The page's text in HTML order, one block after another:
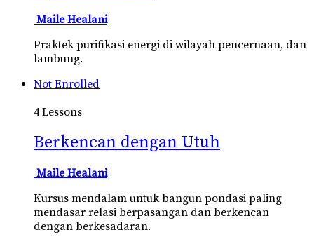
Maile Healani
Praktek purifikasi energi di wilayah pencernaan, dan
lambung.
Not Enrolled
4 Lessons
Berkencan dengan Utuh
Maile Healani
Kursus mendalam untuk bangun pondasi paling
mendasar relasi berpasangan dan berkencan
dengan berkesadaran.